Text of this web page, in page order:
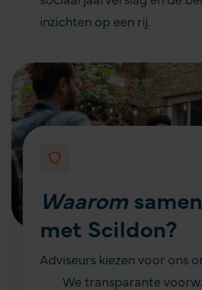
inzichten op een rij.
Waarom
met Scildon?
Adviseurs kiezen voor ons
We transparante